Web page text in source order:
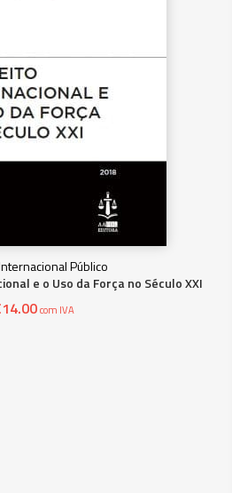
Público
e o Uso da Força no Século XXI
14.00com IVA